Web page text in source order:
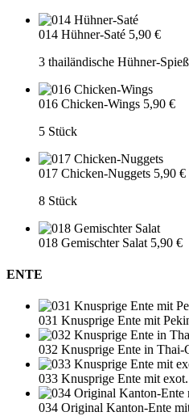
014 Hühner-Saté 5,90 €
3 thailändische Hühner-
016 Chicken-Wings 5,90 €
5 Stück
017 Chicken-Nuggets 5,90 €
8 Stück
018 Gemischter Salat 5,90 €
ENTE
031 Knusprige Ente mit
032 Knusprige Ente in Thai-
033 Knusprige Ente mit
034 Original Kanton-Ente